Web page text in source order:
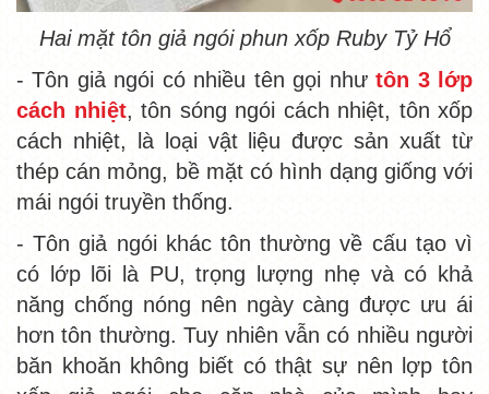
Hai mặt tôn giả ngói phun xốp Ruby Tỷ Hổ
- Tôn giả ngói có nhiều tên gọi nhưtôn 3 lớp
cách nhiệt, tôn sóng ngói cách nhiệt, tôn xốp
cách nhiệt, là loại vật liệu được sản xuất từ
thép cán mỏng, bề mặt có hình dạng giống với
mái ngói truyền thống.
- Tôn giả ngói khác tôn thường về cấu tạo vì
có lớp lõi là PU, trọng lượng nhẹ và có khả
năng chống nóng nên ngày càng được ưu ái
hơn tôn thường. Tuy nhiên vẫn có nhiều người
băn khoăn không biết có thật sự nên lợp tôn